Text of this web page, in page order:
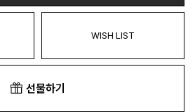
WISH LIST
선물하기